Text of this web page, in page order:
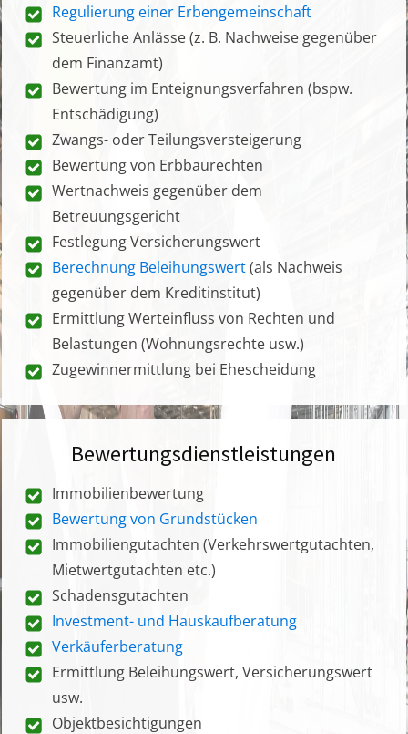
Regulierung einer Erbengemeinschaft
Steuerliche Anlässe (z. B. Nachweise gegenüber
dem Finanzamt)
Bewertung im Enteignungsverfahren (bspw.
Entschädigung)
Zwangs- oder Teilungsversteigerung
Bewertung von Erbbaurechten
Wertnachweis gegenüber dem
Betreuungsgericht
Festlegung Versicherungswert
Berechnung Beleihungswert(als Nachweis
gegenüber dem Kreditinstitut)
Ermittlung Werteinfluss von Rechten und
Belastungen (Wohnungsrechte usw.)
Zugewinnermittlung bei Ehescheidung
Bewertungsdienstleistungen
Immobilienbewertung
Bewertung von Grundstücken
Immobiliengutachten (Verkehrswertgutachten,
Mietwertgutachten etc.)
Schadensgutachten
Investment- und Hauskaufberatung
Verkäuferberatung
Ermittlung Beleihungswert, Versicherungswert
usw.
Objektbesichtigungen